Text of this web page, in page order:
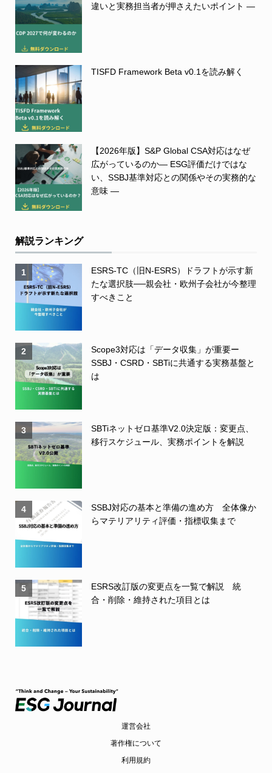
違いと実務担当者が押さえたいポイント ―
TISFD Framework Beta v0.1を読み解く
【2026年版】S&P Global CSA対応はなぜ
広がっているのか― ESG評価だけではな
い、SSBJ基準対応との関係やその実務的な
意味 ―
解説ランキング
1
ESRS-TC（旧N-ESRS）ドラフトが示す新
たな選択肢──親会社・欧州子会社が今整理
すべきこと
2
Scope3対応は「データ収集」が重要ー
SSBJ・CSRD・SBTiに共通する実務基盤と
は
3
SBTiネットゼロ基準V2.0決定版：変更点、
移行スケジュール、実務ポイントを解説
4
SSBJ対応の基本と準備の進め方 全体像か
らマテリアリティ評価・指標収集まで
5
ESRS改訂版の変更点を一覧で解説 統
合・削除・維持された項目とは
運営会社
著作権について
利用規約